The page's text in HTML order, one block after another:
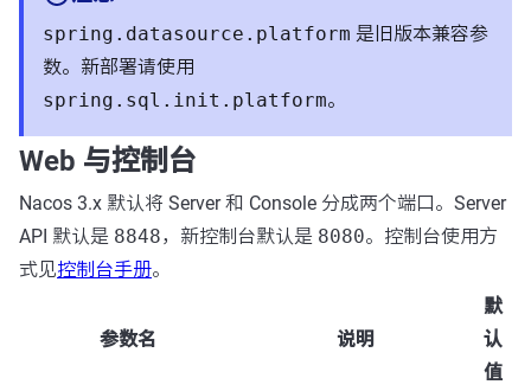
spring.datasource.platform 是旧版本兼容参
数。新部署请使用
spring.sql.init.platform。
Web 与控制台
Nacos 3.x 默认将 Server 和 Console 分成两个端口。Server
API 默认是 8848，新控制台默认是 8080。控制台使用方
式见控制台手册。
参数名 说明
默
认
值